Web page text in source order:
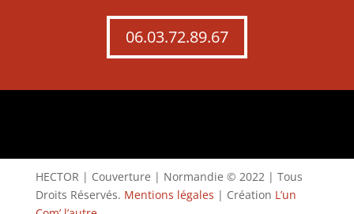
06.03.72.89.67
HECTOR | Couverture | Normandie © 2022 | Tous
Droits Réservés. Mentions légales | Création L’un